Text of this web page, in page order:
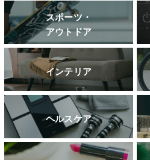
スポーツ・
アウトドア
インテリア
ヘルスケア